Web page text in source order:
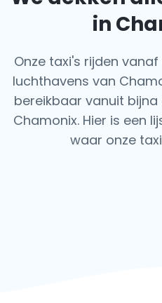
in
Onze taxi's rijden
luchthavens van
bereikbaar vanuit bijna
Chamonix. Hier is een
waar onze